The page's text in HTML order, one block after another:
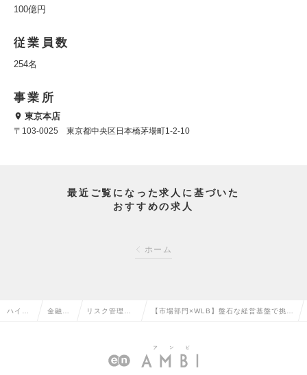
100億円
従業員数
254名
事業所
東京本店
〒103-0025 東京都中央区日本橋茅場町1-2-10
最近ご覧になった求人に基づいた
おすすめの求人
ホーム
ハイク 金融系 リスク管理・
権管理の転職
【市場部門×WLB】盤石な経営基盤で挑む
チーム｜管理職候補の求人情報